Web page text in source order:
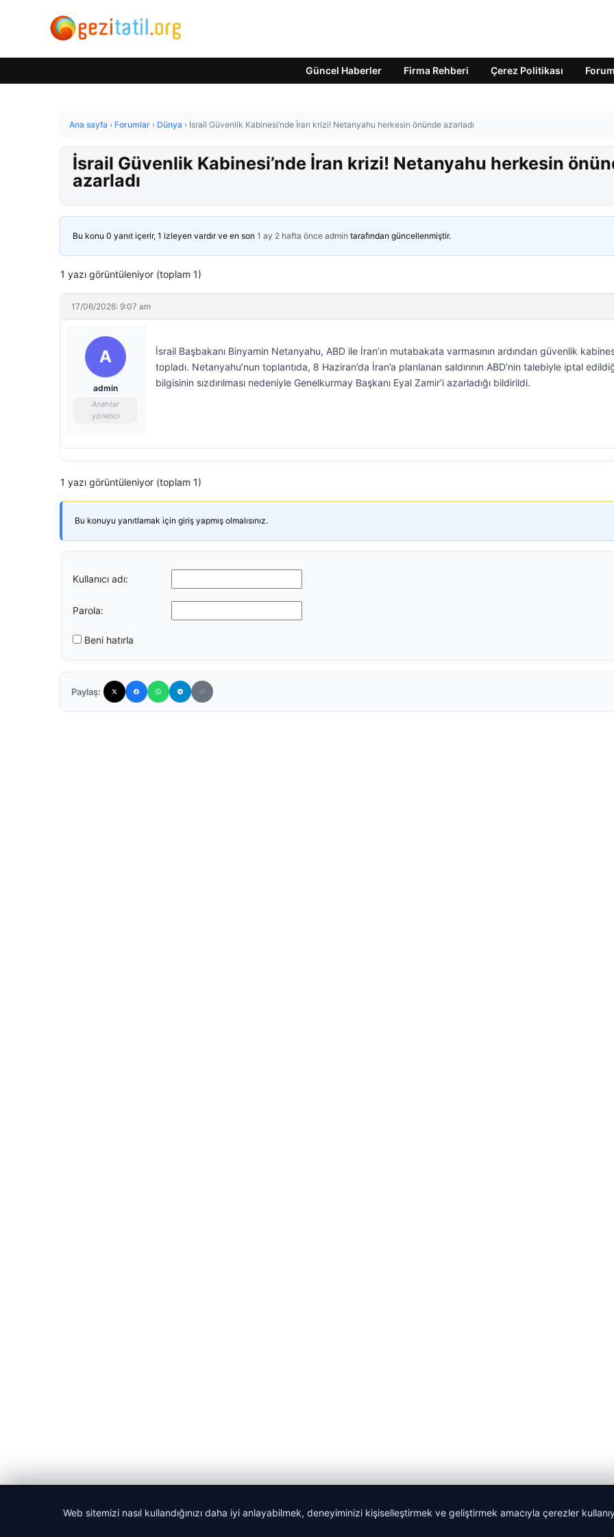
Güncel Haberler Firma Rehberi Çerez Politikası Forum
Ana sayfa › Forumlar › Dünya › İsrail Güvenlik Kabinesi’nde İran krizi! Netanyahu herkesin önünde azarladı
İsrail Güvenlik Kabinesi’nde İran krizi! Netanyahu herkesin
azarladı
Bu konu 0 yanıt içerir, 1 izleyen vardır ve en son 1 ay 2 hafta önce admin tarafından güncellenmiştir.
1 yazı görüntüleniyor (toplam 1)
17/06/2026: 9:07 am
A
admin
Anahtar
yönetici
İsrail Başbakanı Binyamin Netanyahu, ABD ile İran’ın mutabakata varmasının ardından güvenlik
topladı. Netanyahu’nun toplantıda, 8 Haziran’da İran’a planlanan saldırının ABD’nin talebiyle iptal
bilgisinin sızdırılması nedeniyle Genelkurmay Başkanı Eyal Zamir’i azarladığı bildirildi.
1 yazı görüntüleniyor (toplam 1)
Bu konuyu yanıtlamak için giriş yapmış olmalısınız.
Kullanıcı adı:
Parola:
Beni hatırla
Paylaş:
Web sitemizi nasıl kullandığınızı daha iyi anlayabilmek, deneyiminizi kişiselleştirmek ve geliştirmek amacıyla çerezler